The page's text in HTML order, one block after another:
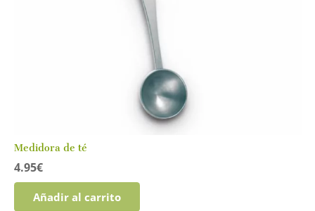
Medidora de té
4.95€
Añadir al carrito